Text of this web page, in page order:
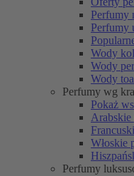
Perfumy
Perfumy
Wody
Wody
Wody
Perfumy wg
Pokaż
Włoskie
Perfumy